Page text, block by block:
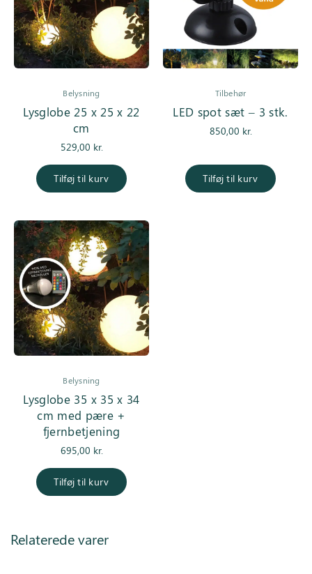
Belysning
Lysglobe 25 x 25 x 22
cm
529,00 kr.
Tilføj til kurv
Tilbehør
LED spot sæt – 3 stk.
850,00 kr.
Tilføj til kurv
Belysning
Lysglobe 35 x 35 x 34
cm med pære +
fjernbetjening
695,00 kr.
Tilføj til kurv
Relaterede varer